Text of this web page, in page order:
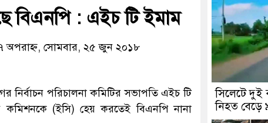
বিএনপি : এইচ টি ইমাম
অপরাহ্ন, সোমবার, ২৫ জুন ২০১৮
নির্বাচন পরিচালনা কমিটির সভাপতি এইচ টি
কমিশনকে (ইসি) হেয় করতেই বিএনপি নানা
সিলেটে দুই
নিহত বেড়ে